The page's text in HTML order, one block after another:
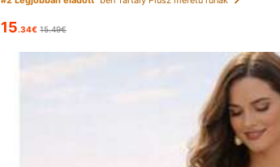
15.34€ 15.49€